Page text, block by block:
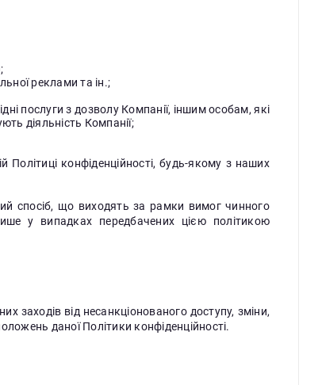
реклами та ін.;
послуги з дозволу Компанії, іншим особам, які
діяльність Компанії;
конфіденційності, будь-якому з наших
спосіб, що виходять за рамки вимог чинного
у випадках передбачених цією політикою
заходів від несанкціонованого доступу, зміни,
даної Політики конфіденційності.